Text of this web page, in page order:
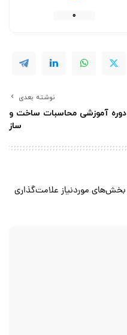
0
نوشته بعدی
دوره آموزشی محاسبات ساخت و
ساز
بخش‌های موردنیاز علامت‌گذاری